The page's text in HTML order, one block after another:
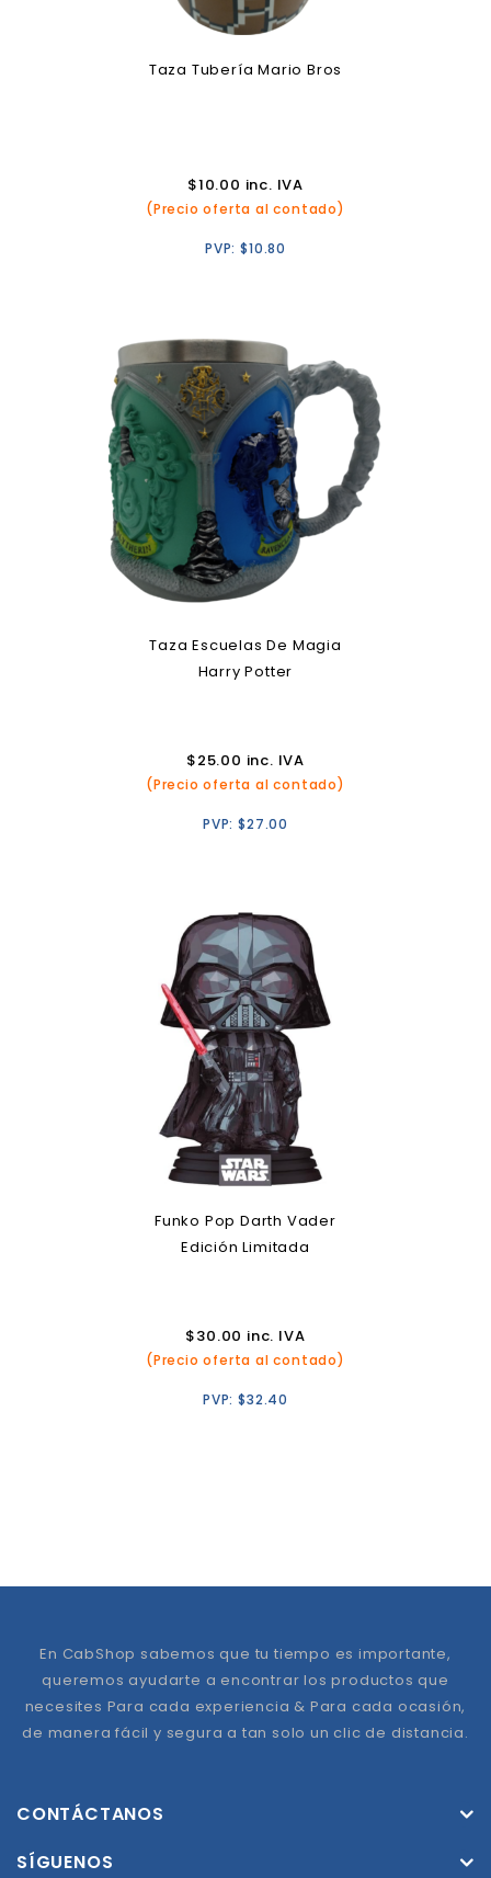
Taza Tubería Mario Bros
$10.00 inc. IVA
(Precio oferta al contado)
PVP:$10.80
Taza Escuelas De Magia
Harry Potter
$25.00 inc. IVA
(Precio oferta al contado)
PVP:$27.00
Funko Pop Darth Vader
Edición Limitada
$30.00 inc. IVA
(Precio oferta al contado)
PVP:$32.40
En CabShop sabemos que tu tiempo es importante,
queremos ayudarte a encontrar los productos que
necesites Para cada experiencia & Para cada ocasión,
de manera fácil y segura a tan solo un clic de distancia.
CONTÁCTANOS
SÍGUENOS